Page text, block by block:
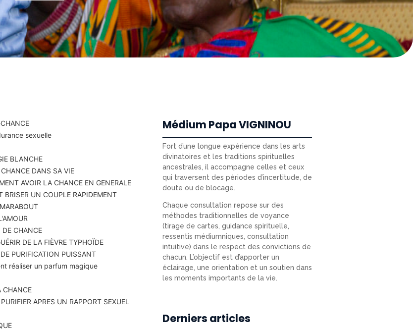
CHANCE
sexuelle
BLANCHE
DANS SA VIE
AVOIR LA CHANCE EN GENERALE
BRISER UN COUPLE RAPIDEMENT
CHANCE
DE LA FIÈVRE TYPHOÏDE
PURIFICATION PUISSANT
réaliser un parfum magique
CHANCE
APRES UN RAPPORT SEXUEL
Médium Papa VIGNINOU
Fort d’une longue expérience dans les arts
divinatoires et les traditions spirituelles
ancestrales, il accompagne celles et ceux
qui traversent des périodes d’incertitude, de
doute ou de blocage.
Chaque consultation repose sur des
méthodes traditionnelles de voyance
(tirage de cartes, guidance spirituelle,
ressentis médiumniques, consultation
intuitive) dans le respect des convictions de
chacun. L’objectif est d’apporter un
éclairage, une orientation et un soutien dans
les moments importants de la vie.
Derniers articles